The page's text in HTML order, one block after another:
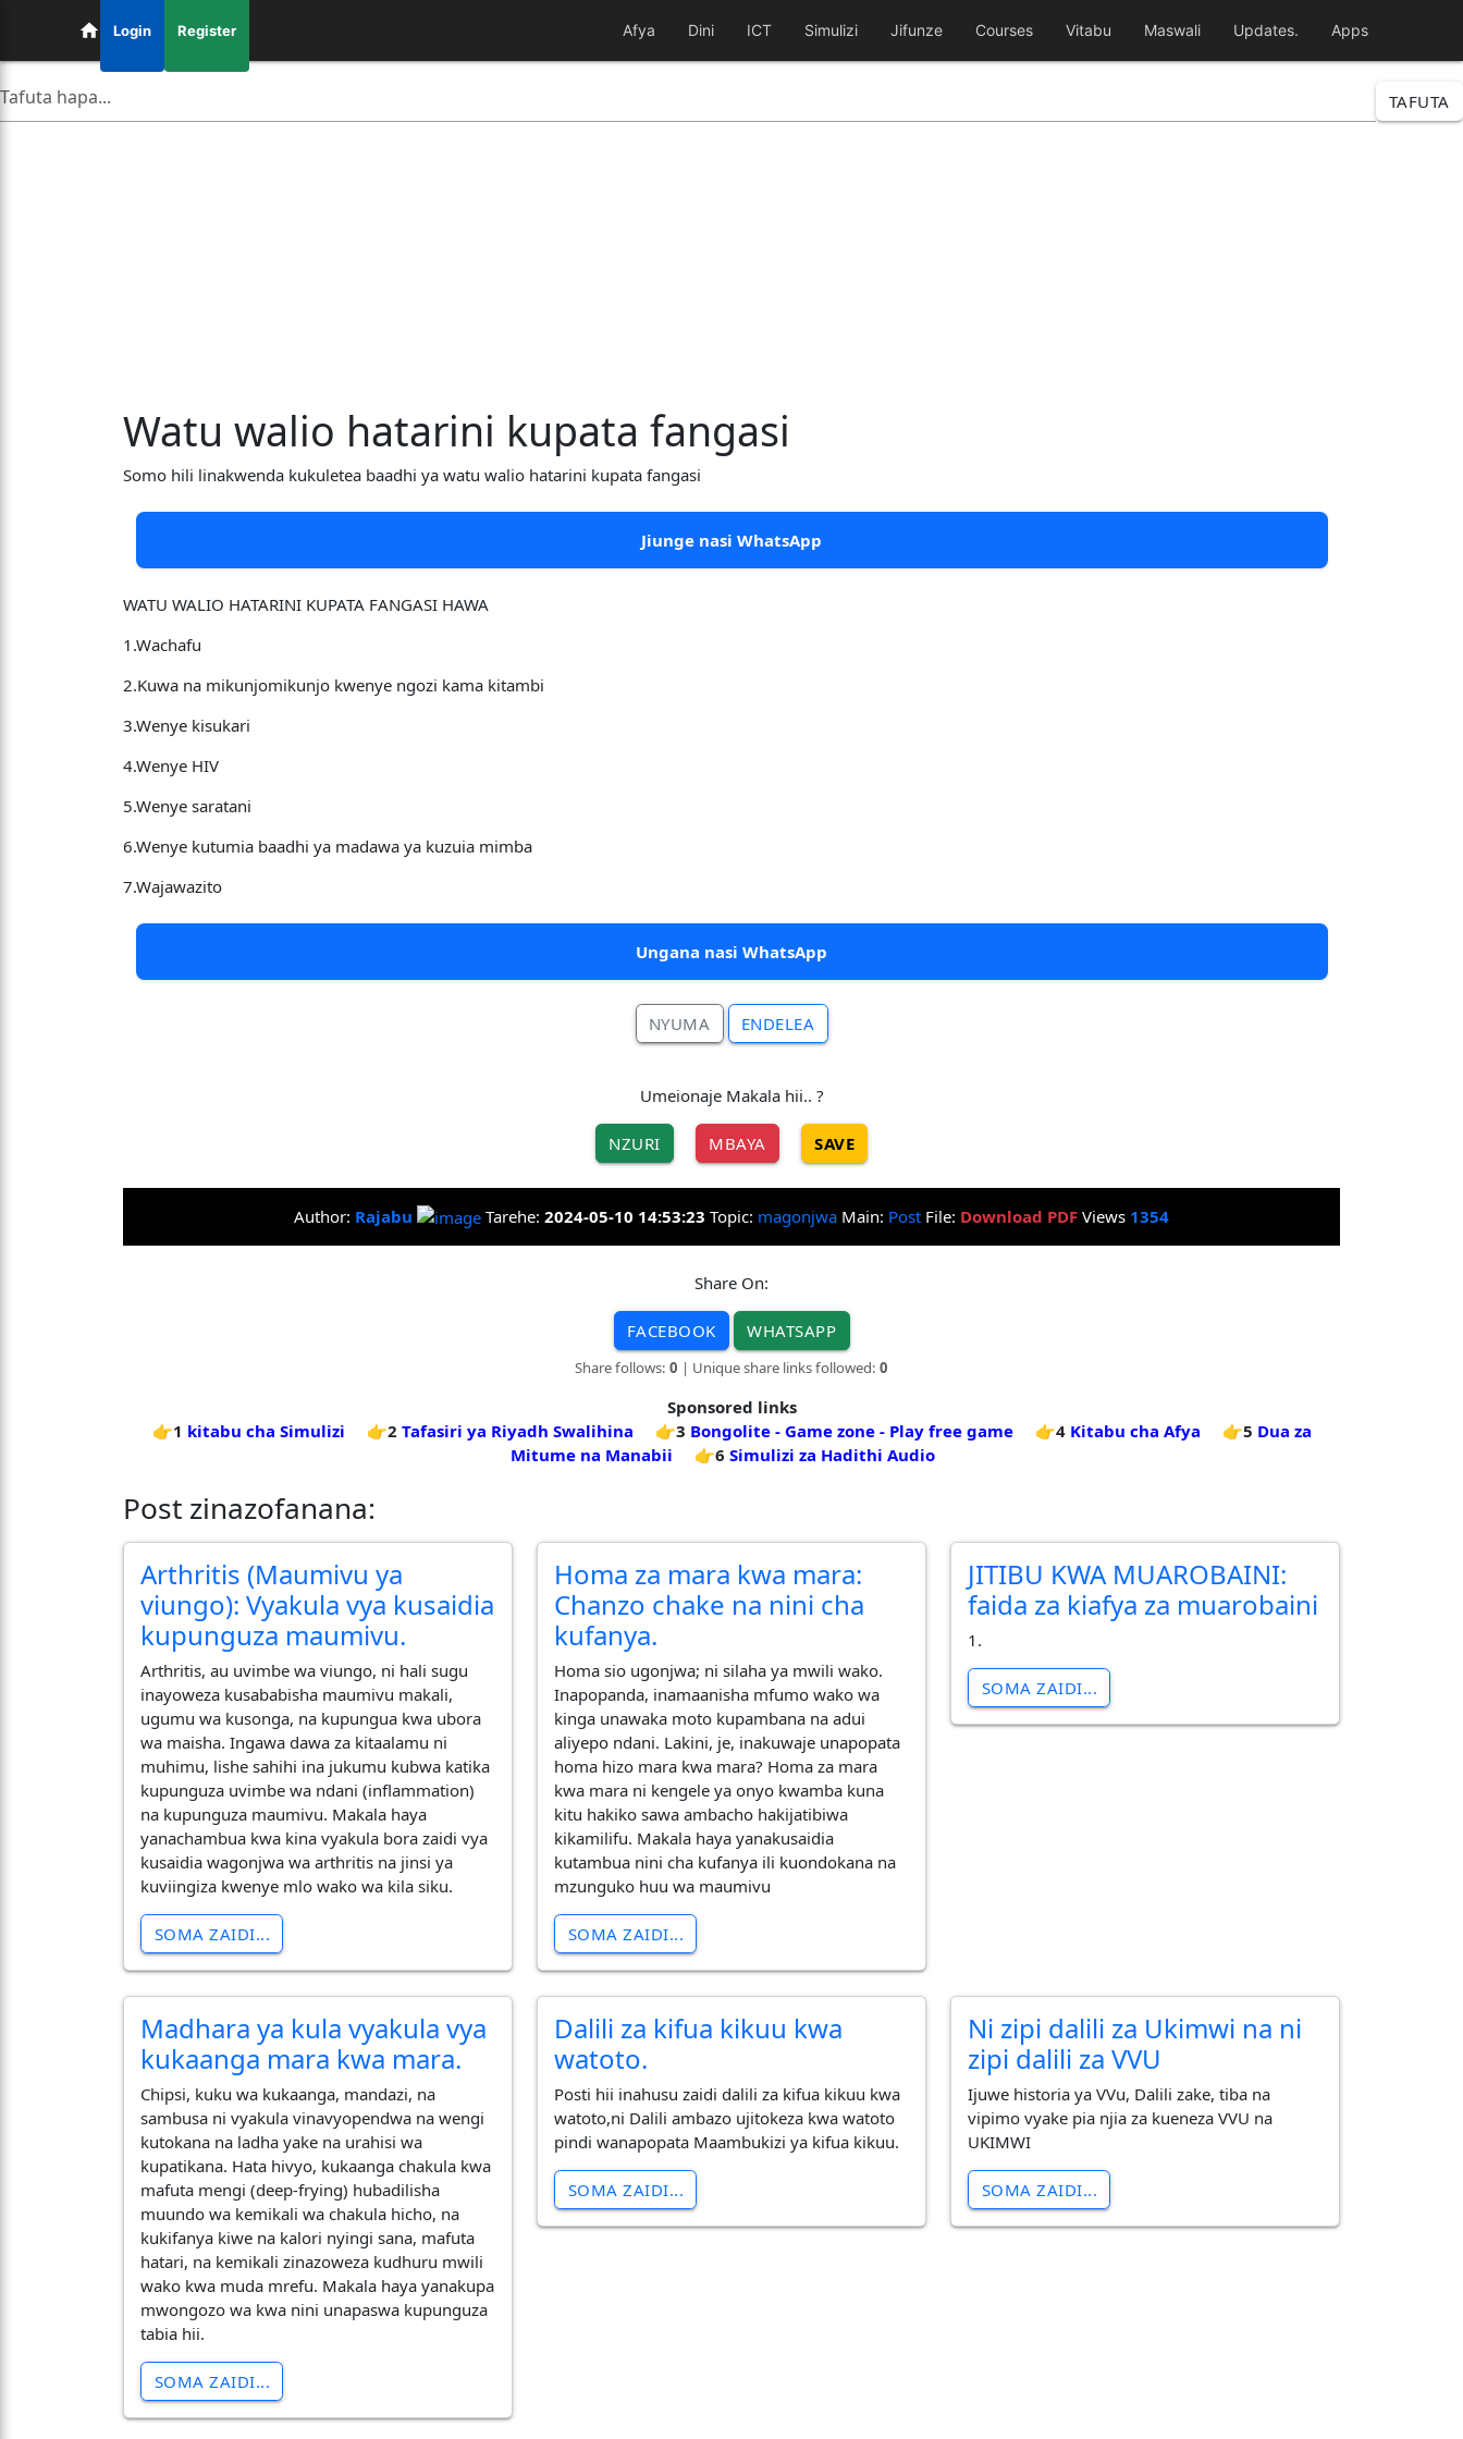
Login Register Afya Dini ICT Simulizi Jifunze Courses Vitabu Maswali Updates. Apps
TAFUTA
Watu walio hatarini kupata fangasi
Somo hili linakwenda kukuletea baadhi ya watu walio hatarini kupata fangasi
Jiunge nasi WhatsApp
WATU WALIO HATARINI KUPATA FANGASI HAWA
1.Wachafu
2.Kuwa na mikunjomikunjo kwenye ngozi kama kitambi
3.Wenye kisukari
4.Wenye HIV
5.Wenye saratani
6.Wenye kutumia baadhi ya madawa ya kuzuia mimba
7.Wajawazito
Ungana nasi WhatsApp
NYUMA ENDELEA
Umeionaje Makala hii.. ?
NZURI MBAYA SAVE
Author: Rajabu Tarehe: 2024-05-10 14:53:23 Topic: magonjwa Main: Post File: Download PDF Views 1354
Share On:
FACEBOOK WHATSAPP
Share follows: 0 | Unique share links followed: 0
Sponsored links
👉1 kitabu cha Simulizi 👉2 Tafasiri ya Riyadh Swalihina 👉3 Bongolite - Game zone - Play free game 👉4 Kitabu cha Afya 👉5 Dua za
Mitume na Manabii
👉6 Simulizi za Hadithi Audio
Post zinazofanana:
Arthritis (Maumivu ya
viungo): Vyakula vya kusaidia
kupunguza maumivu.
​Arthritis, au uvimbe wa viungo, ni hali sugu
inayoweza kusababisha maumivu makali,
ugumu wa kusonga, na kupungua kwa ubora
wa maisha. Ingawa dawa za kitaalamu ni
muhimu, lishe sahihi ina jukumu kubwa katika
kupunguza uvimbe wa ndani (inflammation)
na kupunguza maumivu. Makala haya
yanachambua kwa kina vyakula bora zaidi vya
kusaidia wagonjwa wa arthritis na jinsi ya
kuviingiza kwenye mlo wako wa kila siku.
SOMA ZAIDI...
Homa za mara kwa mara:
Chanzo chake na nini cha
kufanya.
Homa sio ugonjwa; ni silaha ya mwili wako.
Inapopanda, inamaanisha mfumo wako wa
kinga unawaka moto kupambana na adui
aliyepo ndani. Lakini, je, inakuwaje unapopata
homa hizo mara kwa mara? Homa za mara
kwa mara ni kengele ya onyo kwamba kuna
kitu hakiko sawa ambacho hakijatibiwa
kikamilifu. Makala haya yanakusaidia
kutambua nini cha kufanya ili kuondokana na
mzunguko huu wa maumivu
SOMA ZAIDI...
JITIBU KWA MUAROBAINI:
faida za kiafya za muarobaini
1.
SOMA ZAIDI...
Madhara ya kula vyakula vya
kukaanga mara kwa mara.
Chipsi, kuku wa kukaanga, mandazi, na
sambusa ni vyakula vinavyopendwa na wengi
kutokana na ladha yake na urahisi wa
kupatikana. Hata hivyo, kukaanga chakula kwa
mafuta mengi (deep-frying) hubadilisha
muundo wa kemikali wa chakula hicho, na
kukifanya kiwe na kalori nyingi sana, mafuta
hatari, na kemikali zinazoweza kudhuru mwili
wako kwa muda mrefu. Makala haya yanakupa
mwongozo wa kwa nini unapaswa kupunguza
tabia hii.
SOMA ZAIDI...
Dalili za kifua kikuu kwa
watoto.
Posti hii inahusu zaidi dalili za kifua kikuu kwa
watoto,ni Dalili ambazo ujitokeza kwa watoto
pindi wanapopata Maambukizi ya kifua kikuu.
SOMA ZAIDI...
Ni zipi dalili za Ukimwi na ni
zipi dalili za VVU
Ijuwe historia ya VVu, Dalili zake, tiba na
vipimo vyake pia njia za kueneza VVU na
UKIMWI
SOMA ZAIDI...